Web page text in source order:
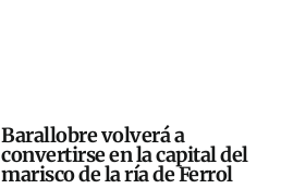
Barallobre volverá a
convertirse en la capital del
marisco de la ría de Ferrol